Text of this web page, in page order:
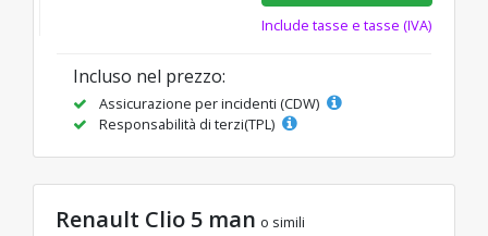
Include tasse e tasse (IVA)
Incluso nel prezzo:
Assicurazione per incidenti (CDW)
Responsabilità di terzi(TPL)
Renault Clio 5 man o simili